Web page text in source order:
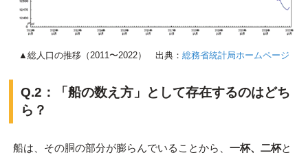
▲総人口の推移（2011〜2022） 出典： 総務省統計局ホームページ
Q.2：「船の数え方」として存在するのはどち
ら？
船は、その胴の部分が膨らんでいることから、 一杯、二杯と